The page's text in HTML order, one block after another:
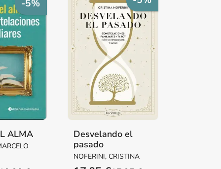
-5%
ALMA
Desvelando el
pasado
NOFERINI, CRISTINA